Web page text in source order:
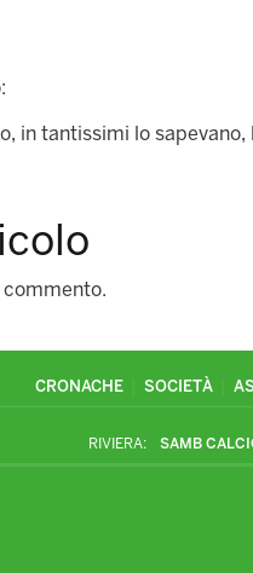
in tantissimi lo
CRONACHE SOCIETÀ
RIVIERA: SAMB